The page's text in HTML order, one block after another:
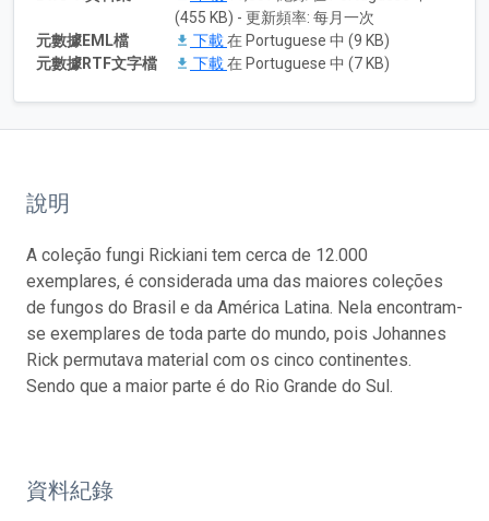
(455 KB) - 更新頻率: 每月一次
元數據EML檔
下載在 Portuguese 中 (9 KB)
元數據RTF文字檔
下載在 Portuguese 中 (7 KB)
說明
A coleção fungi Rickiani tem cerca de 12.000
exemplares, é considerada uma das maiores coleções
de fungos do Brasil e da América Latina. Nela encontram-
se exemplares de toda parte do mundo, pois Johannes
Rick permutava material com os cinco continentes.
Sendo que a maior parte é do Rio Grande do Sul.
資料紀錄